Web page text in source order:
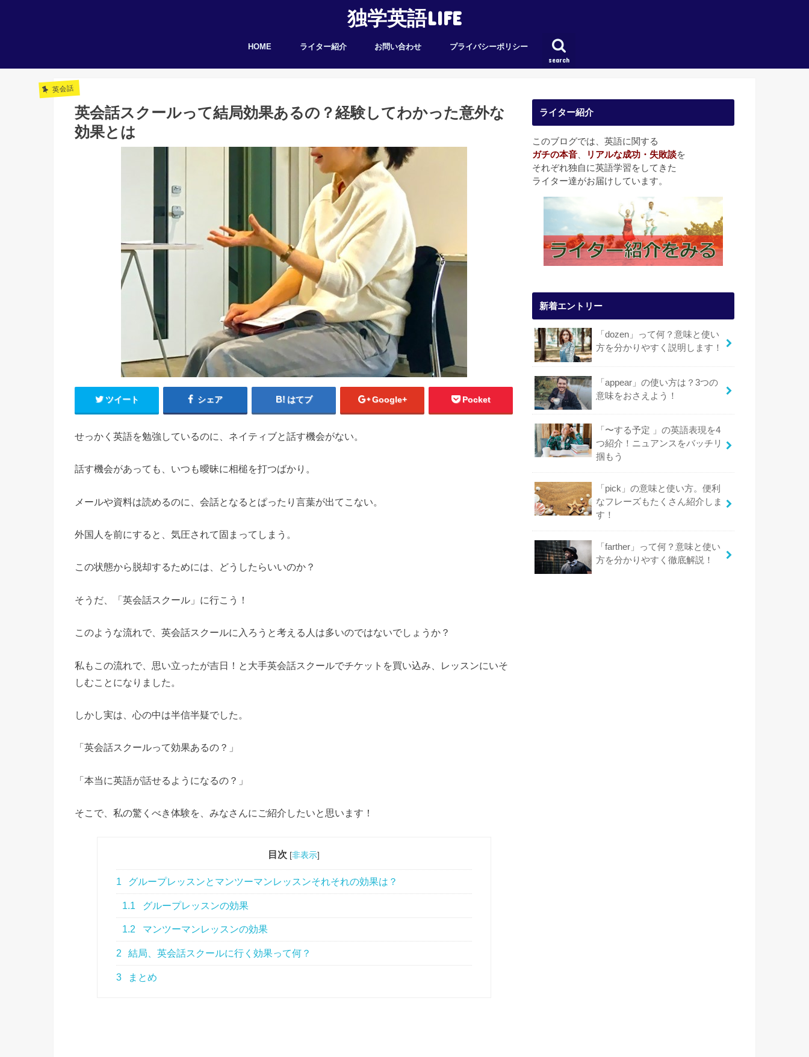
独学英語LIFE
search
HOME ライター紹介 お問い合わせ プライバシーポリシー
英会話
英会話スクールって結局効果あるの？経験してわかった意外な
効果とは
ツイート シェア はてブ Google+ Pocket
せっかく英語を勉強しているのに、ネイティブと話す機会がない。
話す機会があっても、いつも曖昧に相槌を打つばかり。
メールや資料は読めるのに、会話となるとぱったり言葉が出てこない。
外国人を前にすると、気圧されて固まってしまう。
この状態から脱却するためには、どうしたらいいのか？
そうだ、「英会話スクール」に行こう！
このような流れで、英会話スクールに入ろうと考える人は多いのではないでしょうか？
私もこの流れで、思い立ったが吉日！と大手英会話スクールでチケットを買い込み、レッスンにいそ
しむことになりました。
しかし実は、心の中は半信半疑でした。
「英会話スクールって効果あるの？」
「本当に英語が話せるようになるの？」
そこで、私の驚くべき体験を、みなさんにご紹介したいと思います！
目次 [非表示]
1 グループレッスンとマンツーマンレッスンそれそれの効果は？
1.1 グループレッスンの効果
1.2 マンツーマンレッスンの効果
2 結局、英会話スクールに行く効果って何？
3 まとめ
ライター紹介
このブログでは、英語に関する
ガチの本音
リアルな成功・失敗談を
それぞれ独自に英語学習をしてきた
ライター達がお届けしています。
新着エントリー
「dozen」って何？意味と使い
方を分かりやすく説明します！
「appear」の使い方は？3つの
意味をおさえよう！
「〜する予定 」の英語表現を4
つ紹介！ニュアンスをバッチリ
掴もう
「pick」の意味と使い方。便利
なフレーズもたくさん紹介しま
す！
「farther」って何？意味と使い
方を分かりやすく徹底解説！